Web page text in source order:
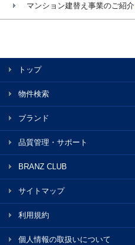
マンション建替え事業のご紹介
トップ
物件検索
ブランド
品質管理・サポート
BRANZ CLUB
サイトマップ
利用規約
個人情報の取扱いについて